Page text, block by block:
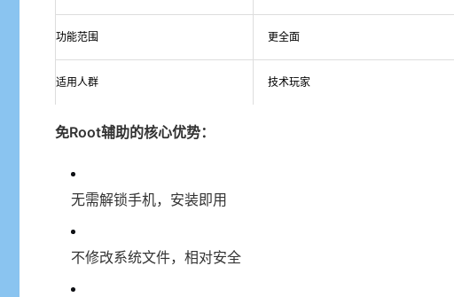
功能范围 更全面
适用人群 技术玩家
免Root辅助的核心优势：
无需解锁手机，安装即用
不修改系统文件，相对安全